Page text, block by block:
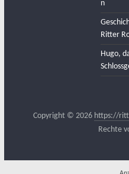
n
Ritter
Hugo,
Copyright © 2026 https://
Rechte